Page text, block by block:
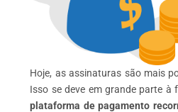
Hoje, as assinaturas são mais
Isso se deve em grande parte à
plataforma de pagamento